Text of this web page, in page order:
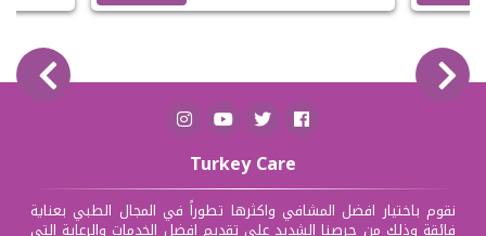
Turkey Care
نقوم باختيار افضل المشافي واكثرها تطوراً في المجال الطبي بعناية
فائقة وذلك من حرصنا الشديد على تقديم افضل الخدمات والرعاية التي